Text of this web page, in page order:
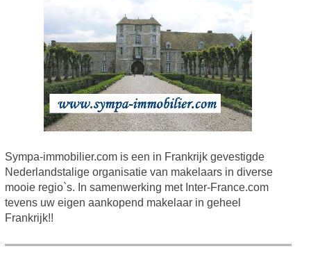
Sympa-immobilier.com is een in Frankrijk gevestigde
Nederlandstalige organisatie van makelaars in diverse
mooie regio`s. In samenwerking met Inter-France.com
tevens uw eigen aankopend makelaar in geheel
Frankrijk!!